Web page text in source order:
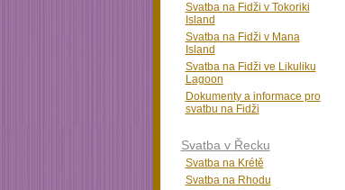
Svatba na Fidži v Tokoriki
Island
Svatba na Fidži v Mana
Island
Svatba na Fidži ve Likuliku
Lagoon
Dokumenty a informace pro
svatbu na Fidži
Svatba v Řecku
Svatba na Krétě
Svatba na Rhodu